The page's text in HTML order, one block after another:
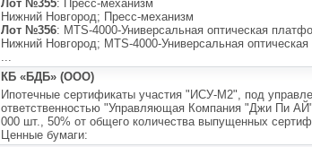
Лот №355: Пресс-механизм
Нижний Новгород; Пресс-механизм
Лот №356: MTS-4000-Универсальная оптическая
Нижний Новгород; MTS-4000-Универсальная
...
КБ «БДБ» (ООО)
Ипотечные сертификаты участия "ИСУ-М2", под
ответственностью "Управляющая Компания "Джи Пи
000 шт., 50% от общего количества выпущенных
Ценные бумаги: